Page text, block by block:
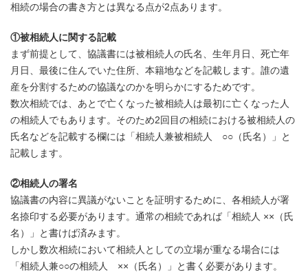
相続の場合の書き方とは異なる点が2点あります。
①被相続人に関する記載
まず前提として、協議書には被相続人の氏名、生年月日、死亡年
月日、最後に住んでいた住所、本籍地などを記載します。誰の遺
産を分割するための協議なのかを明らかにするためです。
数次相続では、あとで亡くなった被相続人は最初に亡くなった人
の相続人でもあります。そのため2回目の相続における被相続人の
氏名などを記載する欄には「相続人兼被相続人 ○○（氏名）」と
記載します。
②相続人の署名
協議書の内容に異議がないことを証明するために、各相続人が署
名捺印する必要があります。通常の相続であれば「相続人 ××（氏
名）」と書けば済みます。
しかし数次相続において相続人としての立場が重なる場合には
「相続人兼○○の相続人 ××（氏名）」と書く必要があります。